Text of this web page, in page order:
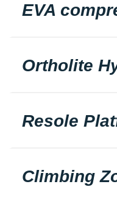
EVA
Ortholite
Resole
Climbing